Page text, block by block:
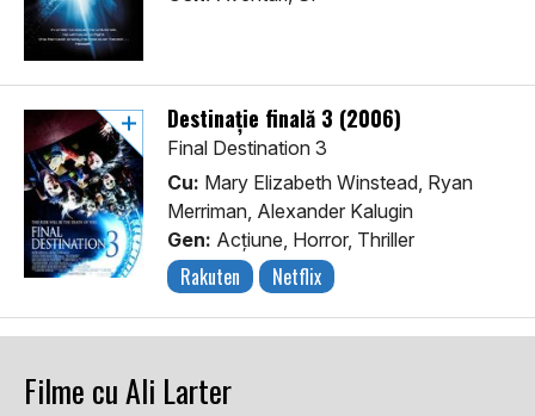
Destinație finală 3 (2006)
Final Destination 3
Cu: Mary Elizabeth Winstead, Ryan
Merriman, Alexander Kalugin
Gen: Acţiune, Horror, Thriller
Rakuten Netflix
Filme cu Ali Larter